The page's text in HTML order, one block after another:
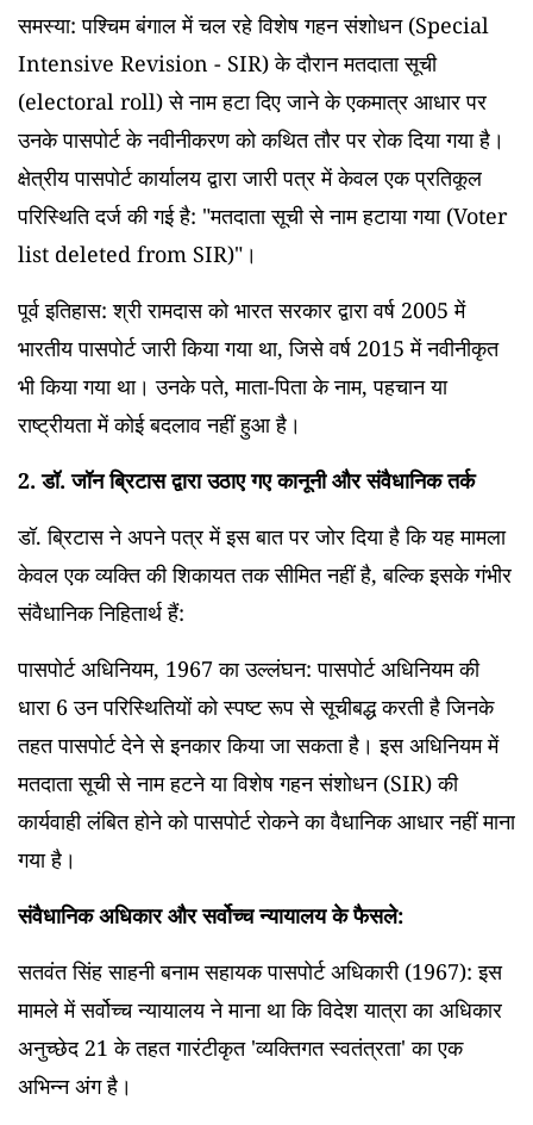
समस्या: पश्चिम बंगाल में चल रहे विशेष गहन संशोधन (Special
Intensive Revision - SIR) के दौरान मतदाता सूची
(electoral roll) से नाम हटा दिए जाने के एकमात्र आधार पर
उनके पासपोर्ट के नवीनीकरण को कथित तौर पर रोक दिया गया है।
क्षेत्रीय पासपोर्ट कार्यालय द्वारा जारी पत्र में केवल एक प्रतिकूल
परिस्थिति दर्ज की गई है: "मतदाता सूची से नाम हटाया गया (Voter
list deleted from SIR)"।
पूर्व इतिहास: श्री रामदास को भारत सरकार द्वारा वर्ष 2005 में
भारतीय पासपोर्ट जारी किया गया था, जिसे वर्ष 2015 में नवीनीकृत
भी किया गया था। उनके पते, माता-पिता के नाम, पहचान या
राष्ट्रीयता में कोई बदलाव नहीं हुआ है।
2. डॉ. जॉन ब्रिटास द्वारा उठाए गए कानूनी और संवैधानिक तर्क
डॉ. ब्रिटास ने अपने पत्र में इस बात पर जोर दिया है कि यह मामला
केवल एक व्यक्ति की शिकायत तक सीमित नहीं है, बल्कि इसके गंभीर
संवैधानिक निहितार्थ हैं:
पासपोर्ट अधिनियम, 1967 का उल्लंघन: पासपोर्ट अधिनियम की
धारा 6 उन परिस्थितियों को स्पष्ट रूप से सूचीबद्ध करती है जिनके
तहत पासपोर्ट देने से इनकार किया जा सकता है। इस अधिनियम में
मतदाता सूची से नाम हटने या विशेष गहन संशोधन (SIR) की
कार्यवाही लंबित होने को पासपोर्ट रोकने का वैधानिक आधार नहीं माना
गया है।
संवैधानिक अधिकार और सर्वोच्च न्यायालय के फैसले:
सतवंत सिंह साहनी बनाम सहायक पासपोर्ट अधिकारी (1967): इस
मामले में सर्वोच्च न्यायालय ने माना था कि विदेश यात्रा का अधिकार
अनुच्छेद 21 के तहत गारंटीकृत 'व्यक्तिगत स्वतंत्रता' का एक
अभिन्न अंग है।